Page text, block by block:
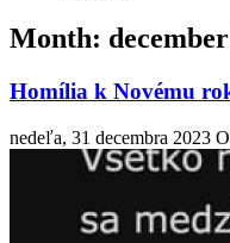
Month:
Homília k Novému
nedeľa, 31 decembra 2023